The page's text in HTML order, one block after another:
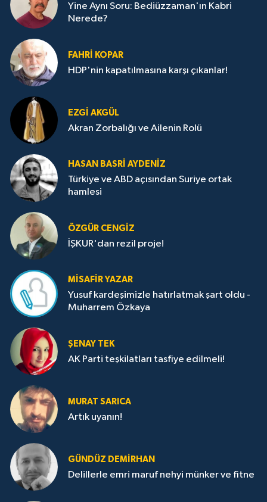
Yine Aynı Soru: Bediüzzaman'ın Kabri
Nerede?
FAHRI KOPAR
HDP'nin kapatılmasına karşı çıkanlar!
EZGI AKGÜL
Akran Zorbalığı ve Ailenin Rolü
HASAN BASRI AYDENIZ
Türkiye ve ABD açısından Suriye ortak
hamlesi
ÖZGÜR CENGIZ
İŞKUR'dan rezil proje!
MISAFIR YAZAR
Yusuf kardeşimizle hatırlatmak şart oldu -
Muharrem Özkaya
ŞENAY TEK
AK Parti teşkilatları tasfiye edilmeli!
MURAT SARICA
Artık uyanın!
GÜNDÜZ DEMIRHAN
Delillerle emri maruf nehyi münker ve fitne